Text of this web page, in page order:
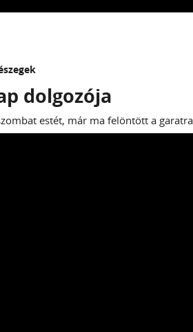
dolgozója
estét, már ma felöntött a